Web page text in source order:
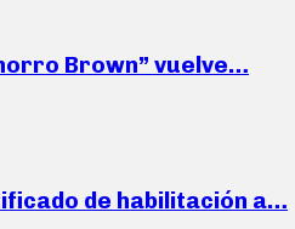
Brown” vuelve…
de habilitación a…